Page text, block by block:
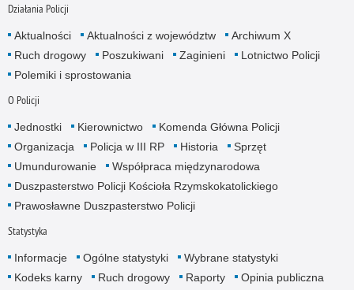
Działania Policji
Aktualności Aktualności z województw
Archiwum X
Ruch drogowy
Poszukiwani Zaginieni
Lotnictwo Policji
Polemiki i sprostowania
O Policji
Jednostki Kierownictwo
Komenda Główna Policji
Organizacja
Policja w III RP Historia
Sprzęt
Umundurowanie
Współpraca międzynarodowa
Duszpasterstwo Policji Kościoła Rzymskokatolickiego
Prawosławne Duszpasterstwo Policji
Statystyka
Informacje Ogólne statystyki
Wybrane statystyki
Kodeks karny
Ruch drogowy Raporty Opinia publiczna